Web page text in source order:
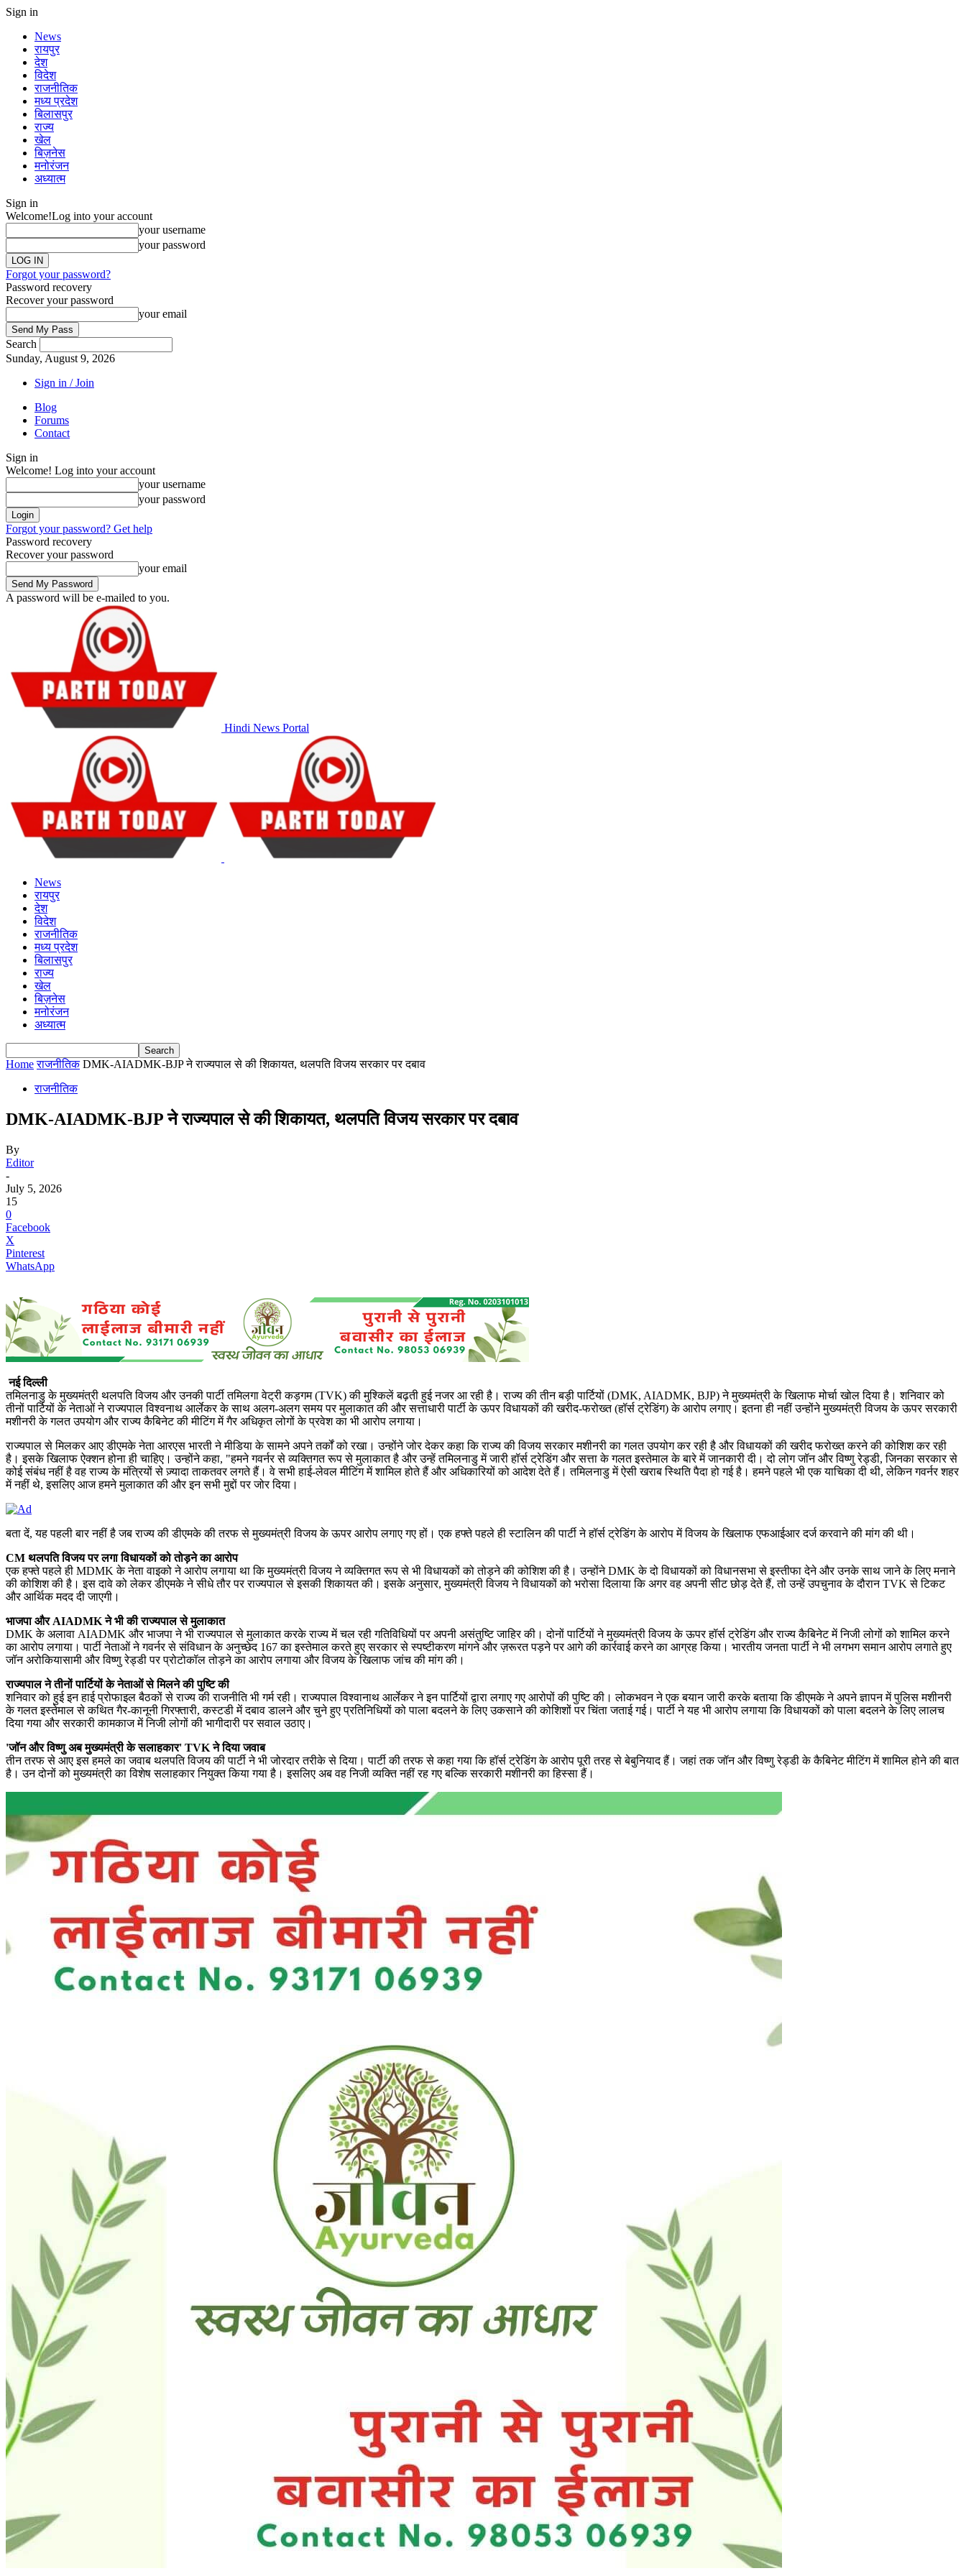
Sign in
News
रायपुर
देश
विदेश
राजनीतिक
मध्य प्रदेश
बिलासपुर
राज्य
खेल
बिज़नेस
मनोरंजन
अध्यात्म
Sign in
Welcome!Log into your account
your username
your password
Forgot your password?
Password recovery
Recover your password
your email
Search
Sunday, August 9, 2026
Sign in / Join
Blog
Forums
Contact
Sign in
Welcome! Log into your account
your username
your password
Forgot your password? Get help
Password recovery
Recover your password
your email
A password will be e-mailed to you.
Hindi News Portal
News
रायपुर
देश
विदेश
राजनीतिक
मध्य प्रदेश
बिलासपुर
राज्य
खेल
बिज़नेस
मनोरंजन
अध्यात्म
Home राजनीतिक DMK-AIADMK-BJP ने राज्यपाल से की शिकायत, थलपति विजय सरकार पर दबाव
राजनीतिक
DMK-AIADMK-BJP ने राज्यपाल से की शिकायत, थलपति विजय सरकार पर दबाव
By
Editor
-
July 5, 2026
15
0
Facebook
X
Pinterest
WhatsApp
नई दिल्ली
तमिलनाडु के मुख्यमंत्री थलपति विजय और उनकी पार्टी तमिलगा वेट्री कड़गम (TVK) की मुश्किलें बढ़ती हुई नजर आ रही है। राज्य की तीन बड़ी पार्टियों (DMK, AIADMK, BJP) ने मुख्यमंत्री के खिलाफ मोर्चा खोल दिया है। शनिवार को
तीनों पार्टियों के नेताओं ने राज्यपाल विश्वनाथ आर्लेकर के साथ अलग-अलग समय पर मुलाकात की और सत्ताधारी पार्टी के ऊपर विधायकों की खरीद-फरोख्त (हॉर्स ट्रेडिंग) के आरोप लगाए। इतना ही नहीं उन्होंने मुख्यमंत्री विजय के ऊपर सरकारी
मशीनरी के गलत उपयोग और राज्य कैबिनेट की मीटिंग में गैर अधिकृत लोगों के प्रवेश का भी आरोप लगाया।
राज्यपाल से मिलकर आए डीएमके नेता आरएस भारती ने मीडिया के सामने अपने तर्कों को रखा। उन्होंने जोर देकर कहा कि राज्य की विजय सरकार मशीनरी का गलत उपयोग कर रही है और विधायकों की खरीद फरोख्त करने की कोशिश कर रही
है। इसके खिलाफ ऐक्शन होना ही चाहिए। उन्होंने कहा, "हमने गवर्नर से व्यक्तिगत रूप से मुलाकात है और उन्हें तमिलनाडु में जारी हॉर्स ट्रेडिंग और सत्ता के गलत इस्तेमाल के बारे में जानकारी दी। दो लोग जॉन और विष्णु रेड्डी, जिनका सरकार से
कोई संबंध नहीं है वह राज्य के मंत्रियों से ज़्यादा ताकतवर लगते हैं। वे सभी हाई-लेवल मीटिंग में शामिल होते हैं और अधिकारियों को आदेश देते हैं। तमिलनाडु में ऐसी खराब स्थिति पैदा हो गई है। हमने पहले भी एक याचिका दी थी, लेकिन गवर्नर शहर
में नहीं थे, इसलिए आज हमने मुलाकात की और इन सभी मुद्दों पर जोर दिया।
बता दें, यह पहली बार नहीं है जब राज्य की डीएमके की तरफ से मुख्यमंत्री विजय के ऊपर आरोप लगाए गए हों। एक हफ्ते पहले ही स्टालिन की पार्टी ने हॉर्स ट्रेडिंग के आरोप में विजय के खिलाफ एफआईआर दर्ज करवाने की मांग की थी।
CM थलपति विजय पर लगा विधायकों को तोड़ने का आरोप
एक हफ्ते पहले ही MDMK के नेता वाइको ने आरोप लगाया था कि मुख्यमंत्री विजय ने व्यक्तिगत रूप से भी विधायकों को तोड़ने की कोशिश की है। उन्होंने DMK के दो विधायकों को विधानसभा से इस्तीफा देने और उनके साथ जाने के लिए मनाने
की कोशिश की है। इस दावे को लेकर डीएमके ने सीधे तौर पर राज्यपाल से इसकी शिकायत की। इसके अनुसार, मुख्यमंत्री विजय ने विधायकों को भरोसा दिलाया कि अगर वह अपनी सीट छोड़ देते हैं, तो उन्हें उपचुनाव के दौरान TVK से टिकट
और आर्थिक मदद दी जाएगी।
भाजपा और AIADMK ने भी की राज्यपाल से मुलाकात
DMK के अलावा AIADMK और भाजपा ने भी राज्यपाल से मुलाकात करके राज्य में चल रही गतिविधियों पर अपनी असंतुष्टि जाहिर की। दोनों पार्टियों ने मुख्यमंत्री विजय के ऊपर हॉर्स ट्रेडिंग और राज्य कैबिनेट में निजी लोगों को शामिल करने
का आरोप लगाया। पार्टी नेताओं ने गवर्नर से संविधान के अनुच्छेद 167 का इस्तेमाल करते हुए सरकार से स्पष्टीकरण मांगने और ज़रूरत पड़ने पर आगे की कार्रवाई करने का आग्रह किया। भारतीय जनता पार्टी ने भी लगभग समान आरोप लगाते हुए
जॉन अरोकियासामी और विष्णु रेड्डी पर प्रोटोकॉल तोड़ने का आरोप लगाया और विजय के खिलाफ जांच की मांग की।
राज्यपाल ने तीनों पार्टियों के नेताओं से मिलने की पुष्टि की
शनिवार को हुई इन हाई प्रोफाइल बैठकों से राज्य की राजनीति भी गर्म रही। राज्यपाल विश्वानाथ आर्लेकर ने इन पार्टियों द्वारा लगाए गए आरोपों की पुष्टि की। लोकभवन ने एक बयान जारी करके बताया कि डीएमके ने अपने ज्ञापन में पुलिस मशीनरी
के गलत इस्तेमाल से कथित गैर-कानूनी गिरफ्तारी, कस्टडी में दबाव डालने और चुने हुए प्रतिनिधियों को पाला बदलने के लिए उकसाने की कोशिशों पर चिंता जताई गई। पार्टी ने यह भी आरोप लगाया कि विधायकों को पाला बदलने के लिए लालच
दिया गया और सरकारी कामकाज में निजी लोगों की भागीदारी पर सवाल उठाए।
'जॉन और विष्णु अब मुख्यमंत्री के सलाहकार' TVK ने दिया जवाब
तीन तरफ से आए इस हमले का जवाब थलपति विजय की पार्टी ने भी जोरदार तरीके से दिया। पार्टी की तरफ से कहा गया कि हॉर्स ट्रेडिंग के आरोप पूरी तरह से बेबुनियाद हैं। जहां तक जॉन और विष्णु रेड्डी के कैबिनेट मीटिंग में शामिल होने की बात
है। उन दोनों को मुख्यमंत्री का विशेष सलाहकार नियुक्त किया गया है। इसलिए अब वह निजी व्यक्ति नहीं रह गए बल्कि सरकारी मशीनरी का हिस्सा हैं।